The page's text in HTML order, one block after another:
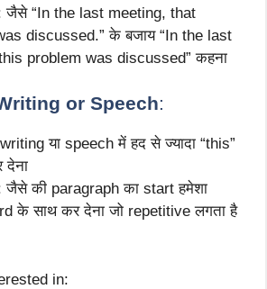
जैसे “In the last meeting, that
discussed.” के बजाय “In the last
problem was discussed” कहना
or Speech:
या speech में हद से ज्यादा “this”
देना
जैसे की paragraph का start हमेशा
के साथ कर देना जो repetitive लगता है
in: